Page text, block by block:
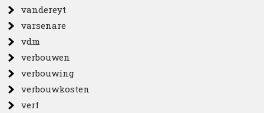
vandereyt
varsenare
vdm
verbouwen
verbouwing
verbouwkosten
verf